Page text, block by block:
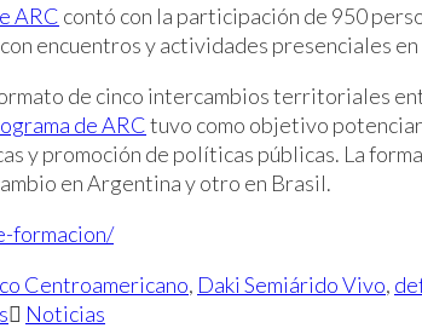
ARC contó con la participación de 950
encuentros y actividades presenciales
de cinco intercambios territoriales
de ARCtuvo como objetivo
y promoción de políticas públicas. La
en Argentina y otro en Brasil.
formacion/
Centroamericano, Daki Semiárido Vivo,
Noticias